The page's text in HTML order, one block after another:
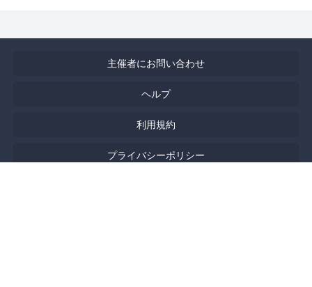
主催者にお問い合わせ
ヘルプ
利用規約
プライバシーポリシー